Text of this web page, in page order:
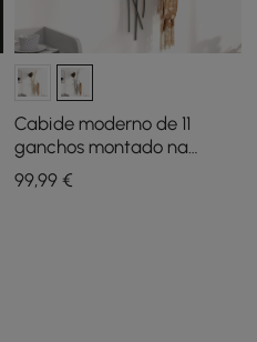
Cabide moderno de 11
ganchos montado na
parede em preto com
forma de galho de árvore
99,99€